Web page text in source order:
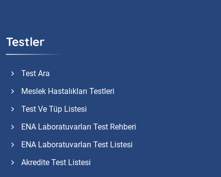
Testler
Test Ara
Meslek Hastalıkları Testleri
Test Ve Tüp Listesi
ENA Laboratuvarları Test Rehberi
ENA Laboratuvarları Test Listesi
Akredite Test Listesi